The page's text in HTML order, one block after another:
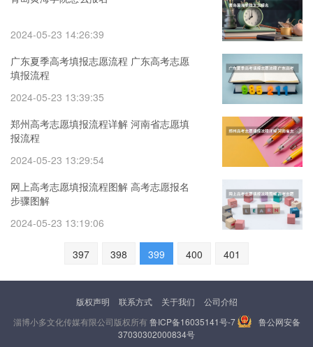
2024-05-23 14:26:39
广东夏季高考填报志愿流程 广东高考志愿
填报流程
2024-05-23 13:39:35
郑州高考志愿填报流程详解 河南省志愿填
报流程
2024-05-23 13:29:54
网上高考志愿填报流程图解 高考志愿报名
步骤图解
2024-05-23 13:19:06
397 398 399 400 401
版权声明 联系方式 关于我们
公司介绍
淄博小多文化传媒有限公司版权所有鲁ICP备16035141号-7
鲁公网安备
37030302000834号